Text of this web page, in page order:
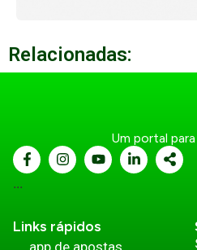
Relacionadas:
Um portal
...
Links rápidos
app de apostas